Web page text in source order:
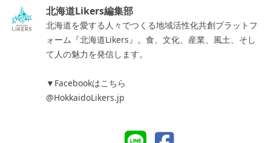
北海道Likers編集部
北海道を愛する人々でつくる地域活性化共創プラットフ
ォーム『北海道Likers』。食、文化、産業、風土、そし
て人の魅力を発信します。
▼Facebookはこちら
@HokkaidoLikers.jp